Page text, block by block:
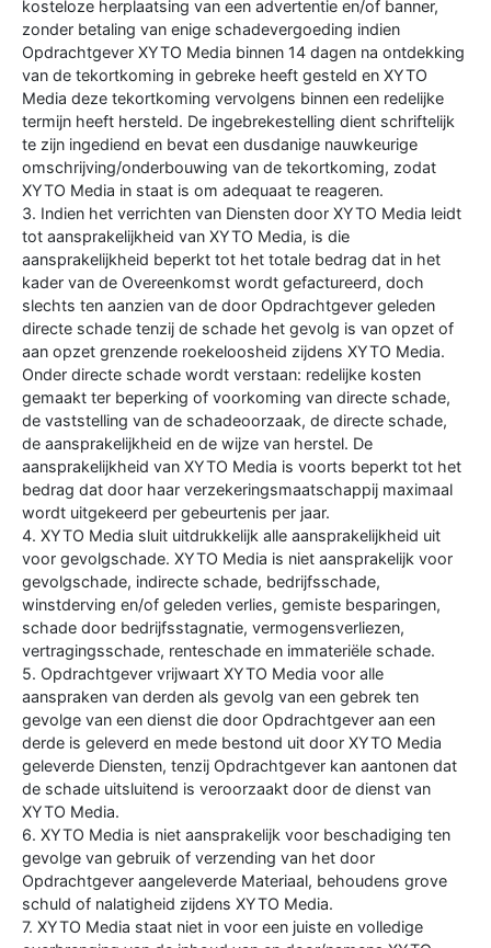
kosteloze herplaatsing van een advertentie en/of banner,
zonder betaling van enige schadevergoeding indien
Opdrachtgever XYTO Media binnen 14 dagen na ontdekking
van de tekortkoming in gebreke heeft gesteld en XYTO
Media deze tekortkoming vervolgens binnen een redelijke
termijn heeft hersteld. De ingebrekestelling dient schriftelijk
te zijn ingediend en bevat een dusdanige nauwkeurige
omschrijving/onderbouwing van de tekortkoming, zodat
XYTO Media in staat is om adequaat te reageren.
3. Indien het verrichten van Diensten door XYTO Media leidt
tot aansprakelijkheid van XYTO Media, is die
aansprakelijkheid beperkt tot het totale bedrag dat in het
kader van de Overeenkomst wordt gefactureerd, doch
slechts ten aanzien van de door Opdrachtgever geleden
directe schade tenzij de schade het gevolg is van opzet of
aan opzet grenzende roekeloosheid zijdens XYTO Media.
Onder directe schade wordt verstaan: redelijke kosten
gemaakt ter beperking of voorkoming van directe schade,
de vaststelling van de schadeoorzaak, de directe schade,
de aansprakelijkheid en de wijze van herstel. De
aansprakelijkheid van XYTO Media is voorts beperkt tot het
bedrag dat door haar verzekeringsmaatschappij maximaal
wordt uitgekeerd per gebeurtenis per jaar.
4. XYTO Media sluit uitdrukkelijk alle aansprakelijkheid uit
voor gevolgschade. XYTO Media is niet aansprakelijk voor
gevolgschade, indirecte schade, bedrijfsschade,
winstderving en/of geleden verlies, gemiste besparingen,
schade door bedrijfsstagnatie, vermogensverliezen,
vertragingsschade, renteschade en immateriële schade.
5. Opdrachtgever vrijwaart XYTO Media voor alle
aanspraken van derden als gevolg van een gebrek ten
gevolge van een dienst die door Opdrachtgever aan een
derde is geleverd en mede bestond uit door XYTO Media
geleverde Diensten, tenzij Opdrachtgever kan aantonen dat
de schade uitsluitend is veroorzaakt door de dienst van
XYTO Media.
6. XYTO Media is niet aansprakelijk voor beschadiging ten
gevolge van gebruik of verzending van het door
Opdrachtgever aangeleverde Materiaal, behoudens grove
schuld of nalatigheid zijdens XYTO Media.
7. XYTO Media staat niet in voor een juiste en volledige